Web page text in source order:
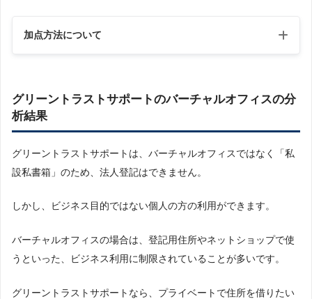
加点方法について
法人向きバーチャルオフィス
到着した郵便物の詳細確認
グリーントラストサポートのバーチャルオフィスの分
析結果
グリーントラストサポートは、バーチャルオフィスではなく「私
設私書箱」のため、法人登記はできません。
しかし、ビジネス目的ではない個人の方の利用ができます。
バーチャルオフィスの場合は、登記用住所やネットショップで使
うといった、ビジネス利用に制限されていることが多いです。
グリーントラストサポートなら、プライベートで住所を借りたい